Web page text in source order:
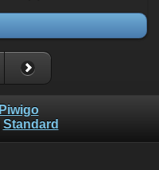
Piwigo
Standard